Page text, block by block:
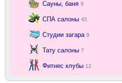
Сауны, баня 9
СПА салоны 43
Студии загара 9
Тату салоны 7
Фитнес клубы 12